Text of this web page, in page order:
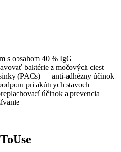
s obsahom 40 % IgG
baktérie z močových ciest
(PACs) — anti-adhézny účinok
pri akútnych stavoch
účinok a prevencia